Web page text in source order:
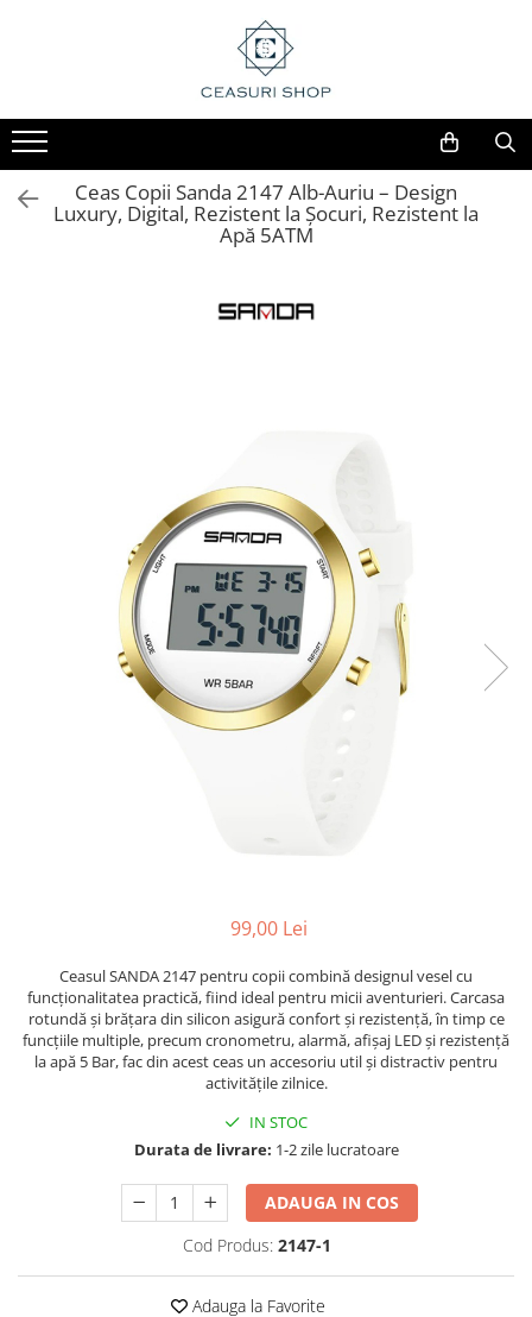
Ceas Copii Sanda 2147 Alb-Auriu – Design
Luxury, Digital, Rezistent la Șocuri, Rezistent la
Apă 5ATM
99,00 Lei
Ceasul SANDA 2147 pentru copii combină designul vesel cu
funcționalitatea practică, fiind ideal pentru micii aventurieri. Carcasa
rotundă și brățara din silicon asigură confort și rezistență, în timp ce
funcțiile multiple, precum cronometru, alarmă, afișaj LED și rezistență
la apă 5 Bar, fac din acest ceas un accesoriu util și distractiv pentru
activitățile zilnice.
IN STOC
Durata de livrare: 1-2 zile lucratoare
ADAUGA IN COS
Cod Produs: 2147-1
Adauga la Favorite